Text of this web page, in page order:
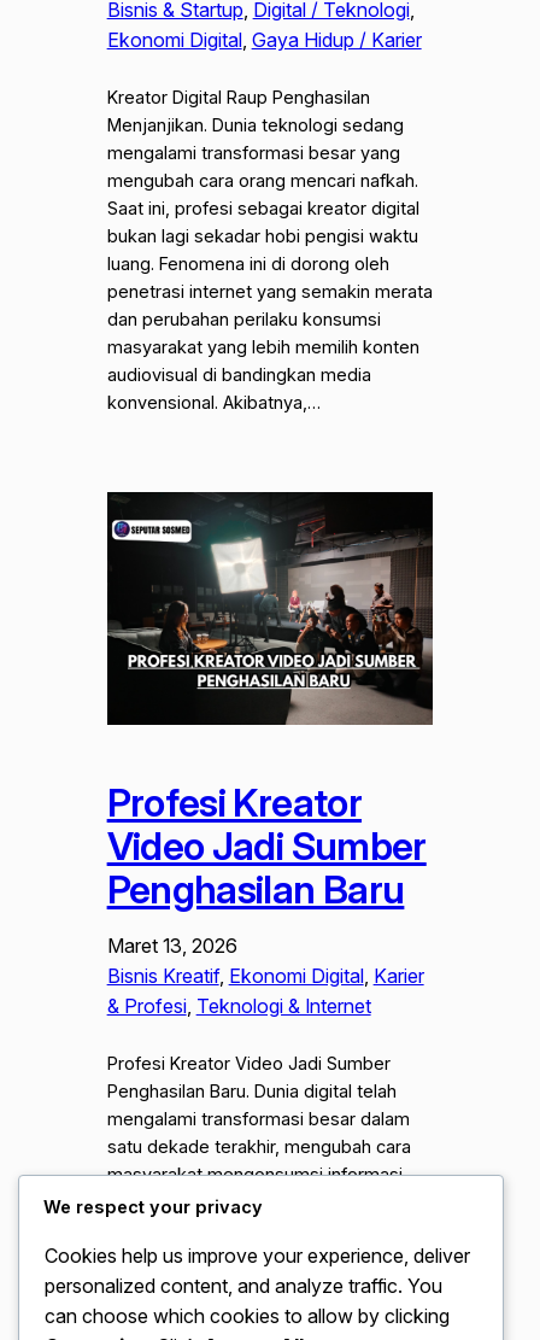
Bisnis & Startup Digital / Teknologi
Ekonomi Digital, Gaya Hidup / Karier
Kreator Digital Raup Penghasilan
Menjanjikan. Dunia teknologi sedang
mengalami transformasi besar yang
mengubah cara orang mencari nafkah.
Saat ini, profesi sebagai kreator digital
bukan lagi sekadar hobi pengisi waktu
luang. Fenomena ini di dorong oleh
penetrasi internet yang semakin merata
dan perubahan perilaku konsumsi
masyarakat yang lebih memilih konten
audiovisual di bandingkan media
konvensional. Akibatnya,…
Profesi Kreator
Video Jadi Sumber
Penghasilan Baru
Maret 13, 2026
Bisnis Kreatif, Ekonomi Digital, Karier
& Profesi, Teknologi & Internet
Profesi Kreator Video Jadi Sumber
Penghasilan Baru. Dunia digital telah
mengalami transformasi besar dalam
satu dekade terakhir, mengubah cara
masyarakat mengonsumsi informasi
dan hiburan. Dahulu, menjadi seorang
sekadar hobi sampingan untuk mengisi
waktu luang. Namun, saat ini, fenomena
tersebut telah bergeser secara
We respect your privacy
Cookies help us improve your experience, deliver
personalized content, and analyze traffic. You
can choose which cookies to allow by clicking